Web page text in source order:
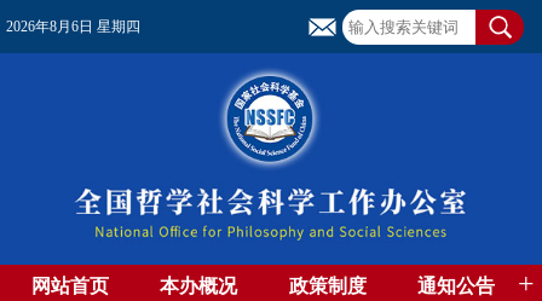
2026年8月6日 星期四
网站首页 本办概况 政策制度 通知公告 +